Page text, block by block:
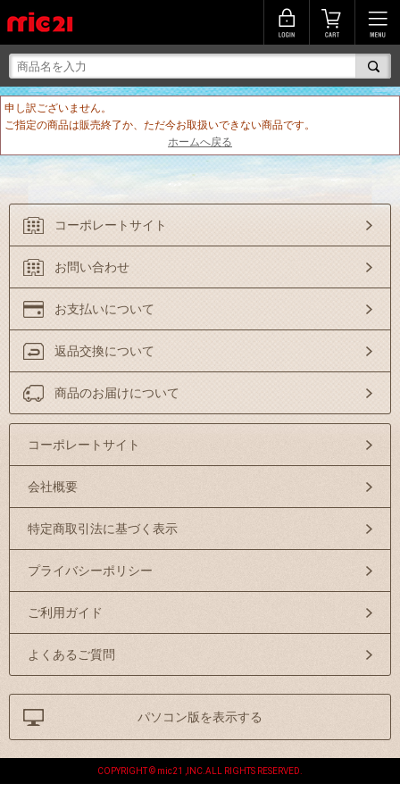
申し訳ございません。
ご指定の商品は販売終了か、ただ今お取扱いできない商品です。
ホームへ戻る
コーポレートサイト
お問い合わせ
お支払いについて
返品交換について
商品のお届けについて
コーポレートサイト
会社概要
特定商取引法に基づく表示
プライバシーポリシー
ご利用ガイド
よくあるご質問
パソコン版を表示する
COPYRIGHT © mic21 ,INC.ALL RIGHTS RESERVED.